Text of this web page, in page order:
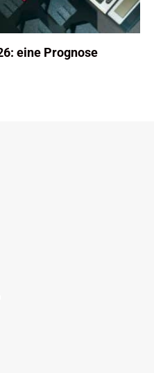
eine Prognose